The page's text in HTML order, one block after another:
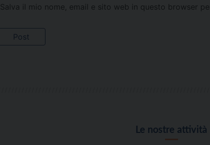
Salva il mio nome, email e sito web in questo browser
Le nostre attività